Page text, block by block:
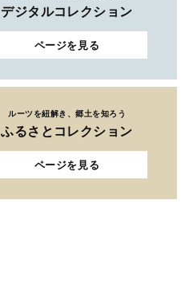
デジタルコレクション
ページを見る
ルーツを紐解き、郷土を知ろう
ふるさとコレクション
ページを見る